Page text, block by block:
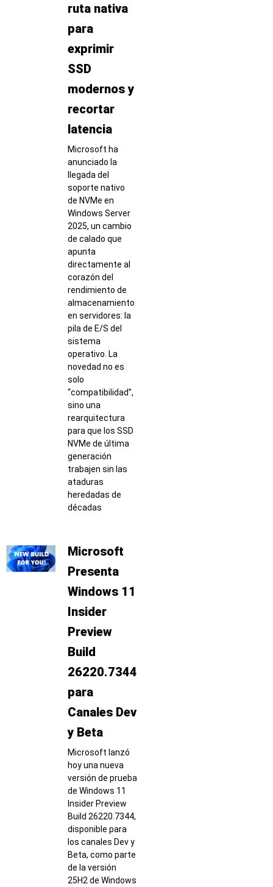
ruta nativa
para
exprimir
SSD
modernos y
recortar
latencia
Microsoft ha
anunciado la
llegada del
soporte nativo
de NVMe en
Windows Server
2025, un cambio
de calado que
apunta
directamente al
corazón del
rendimiento de
almacenamiento
en servidores: la
pila de E/S del
sistema
operativo. La
novedad no es
solo
“compatibilidad”,
sino una
rearquitectura
para que los SSD
NVMe de última
generación
trabajen sin las
ataduras
heredadas de
décadas
Microsoft
Presenta
Windows 11
Insider
Preview
Build
26220.7344
para
Canales Dev
y Beta
Microsoft lanzó
hoy una nueva
versión de prueba
de Windows 11
Insider Preview
Build 26220.7344,
disponible para
los canales Dev y
Beta, como parte
de la versión
25H2 de Windows